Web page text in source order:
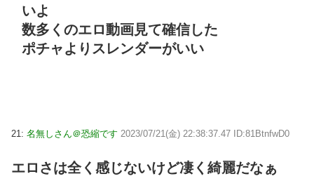
いよ
数多くのエロ動画見て確信した
ポチャよりスレンダーがいい
21: 名無しさん＠恐縮です 2023/07/21(金) 22:38:37.47 ID:81BtnfwD0
エロさは全く感じないけど凄く綺麗だなぁ